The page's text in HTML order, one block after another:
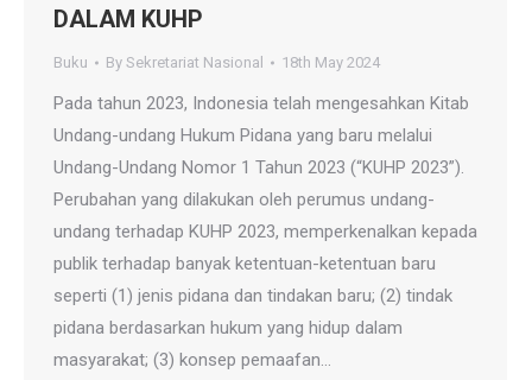
DALAM KUHP
Buku By Sekretariat Nasional 18th May 2024
Pada tahun 2023, Indonesia telah mengesahkan Kitab
Undang-undang Hukum Pidana yang baru melalui
Undang-Undang Nomor 1 Tahun 2023 (“KUHP 2023”).
Perubahan yang dilakukan oleh perumus undang-
undang terhadap KUHP 2023, memperkenalkan kepada
publik terhadap banyak ketentuan-ketentuan baru
seperti (1) jenis pidana dan tindakan baru; (2) tindak
pidana berdasarkan hukum yang hidup dalam
masyarakat; (3) konsep pemaafan…